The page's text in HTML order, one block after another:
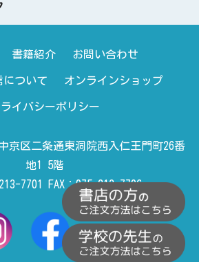
書籍紹介 お問い合わせ
について オンラインショップ
イバシーポリシー
京区二条通東洞院西入仁王門町26番
地1 5階
7701 FAX：075-213-7706